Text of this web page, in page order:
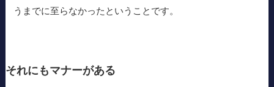
うまでに至らなかったということです。
それにもマナーがある